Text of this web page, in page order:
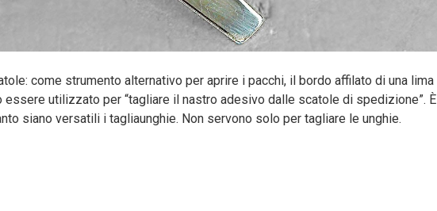
come strumento alternativo per aprire i pacchi, il bordo affilato di una lima
essere utilizzato per “tagliare il nastro adesivo dalle scatole di spedizione”. È
siano versatili i tagliaunghie. Non servono solo per tagliare le unghie.